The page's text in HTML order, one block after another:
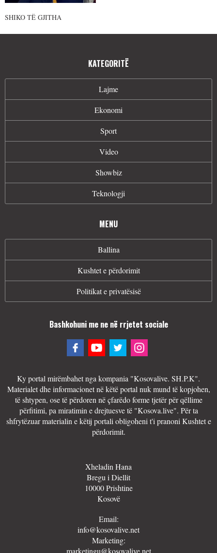
SHIKO TË GJITHA
KATEGORITË
Lajme
Ekonomi
Sport
Video
Showbiz
Teknologji
MENU
Ballina
Kushtet e përdorimit
Politikat e privatësisë
Bashkohuni me ne në rrjetet sociale
Ky portal mirëmbahet nga kompania "Kosovalive. SH.P.K".
Materialet dhe informacionet në këtë portal nuk mund të kopjohen,
të shtypen, ose të përdoren në çfarëdo forme tjetër për qëllime
përfitimi, pa miratimin e drejtuesve të "Kosova.live". Për ta
shfrytëzuar materialin e këtij portali obligoheni t'i pranoni Kushtet e
përdorimit.
Xheladin Hana
Bregu i Diellit
10000 Prishtine
Kosovë
Email:
info@kosovalive.net
Marketing:
marketingu@kosovalive.net